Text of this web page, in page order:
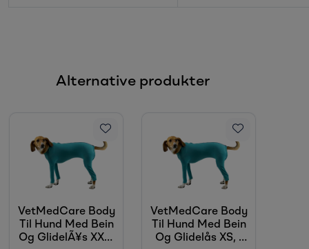
Alternative produkter
VetMedCare Body
Til Hund Med Bein
Og GlidelÃ¥s XXS,
VetMedCare Body
Til Hund Med Bein
Og Glidelås XS, 1